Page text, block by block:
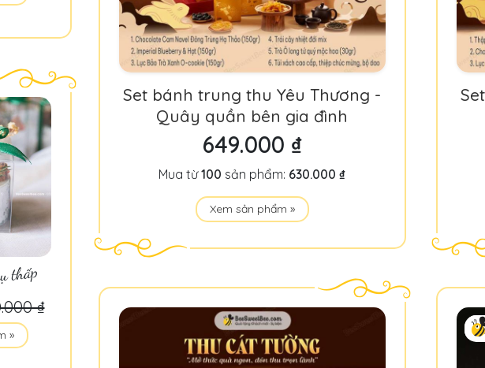
Set bánh trung thu Yêu Thương -
Quây quần bên gia đình
649.000 ₫
Mua từ100 sản phẩm: 630.000 ₫
Xem sản phẩm »
thấp
₫
»